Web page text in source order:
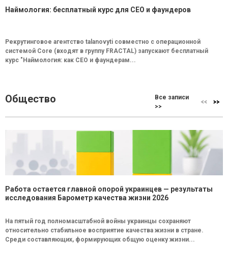
Наймология: бесплатный курс для CEO и фаундеров
Рекрутинговое агентство talanovyti совместно с операционной
системой Core (входят в группу FRACTAL) запускают бесплатный
курс "Наймология: как СEO и фаундерам...
Общество
Все записи
>>
Работа остается главной опорой украинцев — результаты
исследования Барометр качества жизни 2026
На пятый год полномасштабной войны украинцы сохраняют
относительно стабильное восприятие качества жизни в стране.
Среди составляющих, формирующих общую оценку жизни...